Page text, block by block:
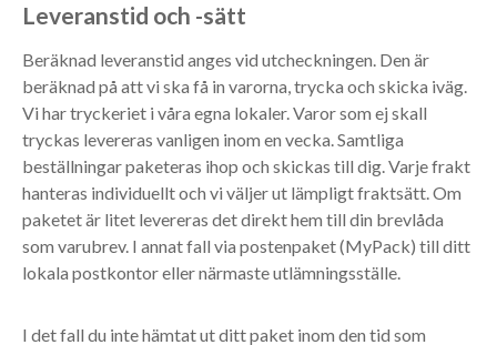
Leveranstid och -sätt
Beräknad leveranstid anges vid utcheckningen. Den är
beräknad på att vi ska få in varorna, trycka och skicka iväg.
Vi har tryckeriet i våra egna lokaler. Varor som ej skall
tryckas levereras vanligen inom en vecka. Samtliga
beställningar paketeras ihop och skickas till dig. Varje frakt
hanteras individuellt och vi väljer ut lämpligt fraktsätt. Om
paketet är litet levereras det direkt hem till din brevlåda
som varubrev. I annat fall via postenpaket (MyPack) till ditt
lokala postkontor eller närmaste utlämningsställe.
I det fall du inte hämtat ut ditt paket inom den tid som